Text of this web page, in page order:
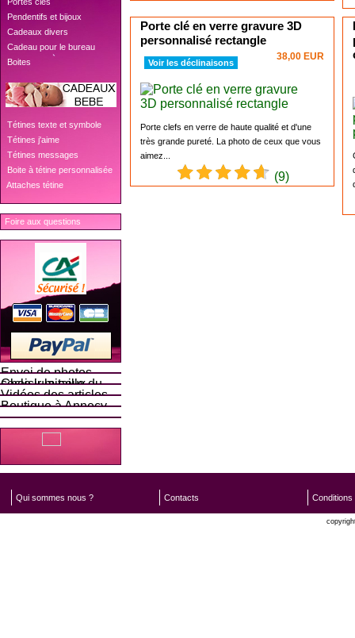
 Pendentifs et bijoux
 Cadeaux divers
 Cadeau pour le bureau
 Boites
 Tétines texte et symbole
 Tétines j'aime
 Tétines messages
 Boite à tétine personnalisée
 Attaches tétine
Foire aux questions
Envoi de photos
Choisir la taille du socle lumineux
Vidéos des articles
Boutique à Annecy
Porte clé en verre gravure 3D
personnalisé rectangle
Voir les déclinaisons
38,00 EUR
Porte clefs en verre de haute qualité et d'une
très grande pureté. La photo de ceux que vous
aimez...
(9)
Qui sommes nous ? Contacts Conditions